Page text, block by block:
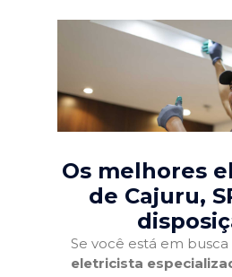
REFORMA
Os melhores
de Cajuru,
Se você está em
eletricista